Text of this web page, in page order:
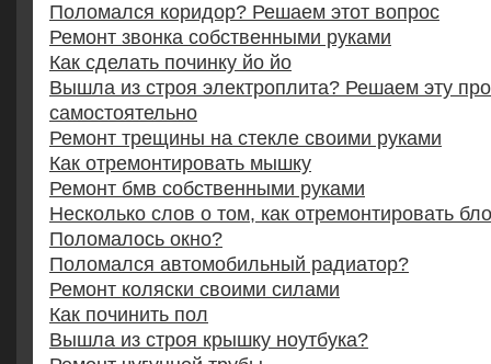
Поломался коридор? Решаем этот вопрос
Ремонт звонка собственными руками
Как сделать починку йо йо
Вышла из строя электроплита? Решаем эту
самостоятельно
Ремонт трещины на стекле своими руками
Как отремонтировать мышку
Ремонт бмв собственными руками
Несколько слов о том, как отремонтировать
Поломалось окно?
Поломался автомобильный радиатор?
Ремонт коляски своими силами
Как починить пол
Вышла из строя крышку ноутбука?